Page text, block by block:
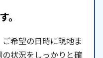
。
希望の日時に現地ま
状況をしっかりと確